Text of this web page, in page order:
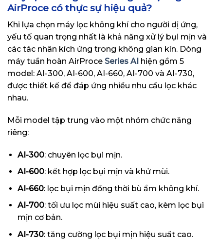
AirProce có thực sự hiệu quả?
Khi lựa chọn máy lọc không khí cho người dị ứng,
yếu tố quan trọng nhất là khả năng xử lý bụi mịn và
các tác nhân kích ứng trong không gian kín. Dòng
máy tuần hoàn AirProce Series AI hiện gồm 5
model: AI-300, AI-600, AI-660, AI-700 và AI-730,
được thiết kế để đáp ứng nhiều nhu cầu lọc khác
nhau.
Mỗi model tập trung vào một nhóm chức năng
riêng:
AI-300: chuyên lọc bụi mịn.
AI-600: kết hợp lọc bụi mịn và khử mùi.
AI-660: lọc bụi mịn đồng thời bù ẩm không khí.
AI-700: tối ưu lọc mùi hiệu suất cao, kèm lọc bụi
mịn cơ bản.
AI-730: tăng cường lọc bụi mịn hiệu suất cao.